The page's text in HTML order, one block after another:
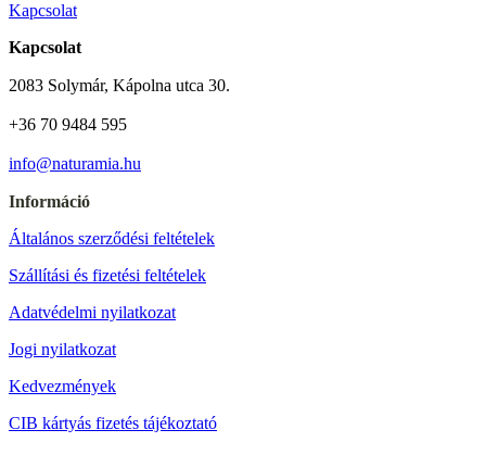
Kapcsolat
Kapcsolat
2083 Solymár, Kápolna utca 30.
+36 70 9484 595
info@naturamia.hu
Információ
Általános szerződési feltételek
Szállítási és fizetési feltételek
Adatvédelmi nyilatkozat
Jogi nyilatkozat
Kedvezmények
CIB kártyás fizetés tájékoztató